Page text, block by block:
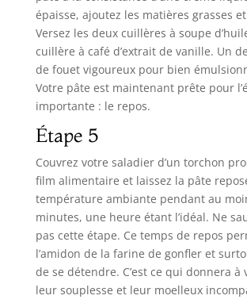
épaisse, ajoutez les matières grasses
Versez les deux cuillères à soupe
cuillère à café d’extrait de vanille. Un
de fouet vigoureux pour bien
Votre pâte est maintenant prête pour
importante : le repos.
Étape 5
Couvrez votre saladier d’un torchon
film alimentaire et laissez la pâte
température ambiante pendant au
minutes, une heure étant l’idéal. Ne
pas cette étape. Ce temps de repos
l’amidon de la farine de gonfler et
de se détendre. C’est ce qui donnera à
leur souplesse et leur moelleux